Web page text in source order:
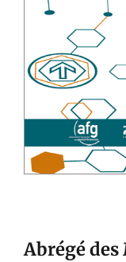
Abrégé